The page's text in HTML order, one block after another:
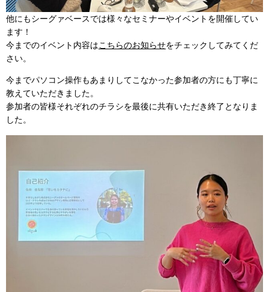
他にもシーグァベースでは様々なセミナーやイベントを開催してい
ます！
今までのイベント内容はこちらのお知らせをチェックしてみてくだ
さい。
今までパソコン操作もあまりしてこなかった参加者の方にも丁寧に
教えていただきました。
参加者の皆様それぞれのチラシを最後に共有いただき終了となりま
した。